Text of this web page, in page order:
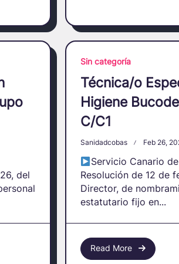
del
Sin categoría
Técnica/o
Higiene
C/C1
Sanidadcobas Feb 26,
Servicio Canario
Resolución de 12 de
Director, de
estatutario fijo en...
Read More